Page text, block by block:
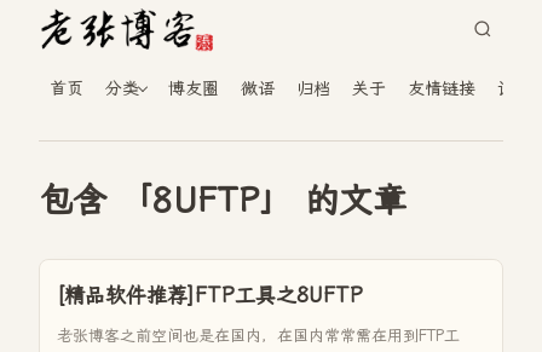
首页 分类 博友圈 微语 归档 关于 友情链接 读者
包含 「8UFTP」 的文章
[精品软件推荐]FTP工具之8UFTP
老张博客之前空间也是在国内，在国内常常需在用到FTP工